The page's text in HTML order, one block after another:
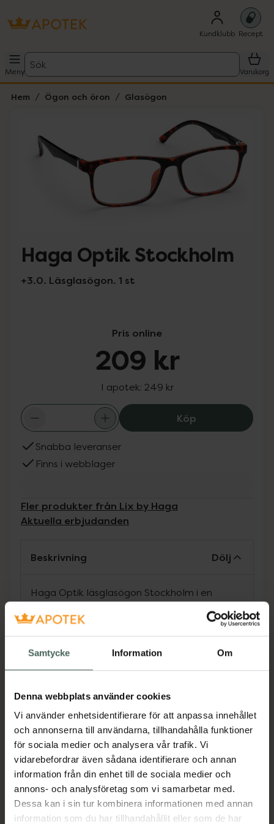
Samtycke Information Om
Denna webbplats använder cookies
Vi använder enhetsidentifierare för att anpassa innehållet
och annonserna till användarna, tillhandahålla funktioner
för sociala medier och analysera vår trafik. Vi
vidarebefordrar även sådana identifierare och annan
information från din enhet till de sociala medier och
annons- och analysföretag som vi samarbetar med.
Dessa kan i sin tur kombinera informationen med annan
information som du har tillhandahållit eller som de har
Kundklubb Recept
Meny
Sök
Varukorg
Hem Ögon och öron Glasögon
Lista: . Innehåller 1 objekt.
Haga Optik Stockholm
+3.0. Läsglasögon. 1 st
Pris online
209 kr
I apotek: 249 kr
KöpHaga Optik
Snabba leveranser
Finns i webblager
Fler produkter från Lix by Haga
Aktuella erbjudanden
Beskrivning Dölj
Haga Optik läsglasögon Stockholm i en
perfekt seende på nära håll. Läsglasögonen
har en tunn asfärisk lins för naturlig återgivning
vid rätt anpassad styrka. Metalldelarna är
Kategorier:
Glasögon
Omdömen Visa